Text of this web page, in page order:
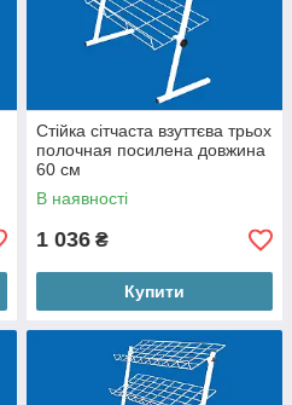
Стійка сітчаста взуттєва трьох
полочная посилена довжина
60 см
В наявності
1 036 ₴
Купити